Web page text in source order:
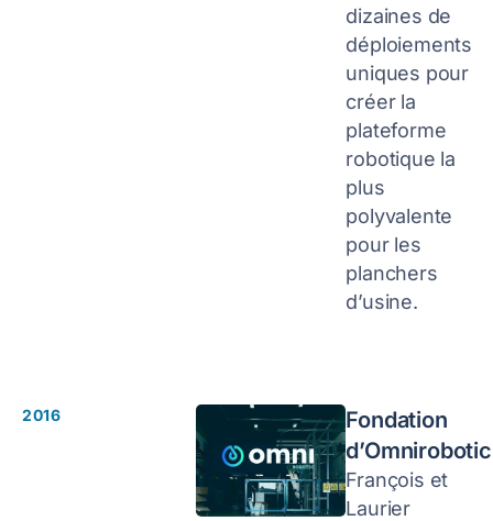
dizaines de
déploiements
uniques pour
créer la
plateforme
robotique la
plus
polyvalente
pour les
planchers
d’usine.
2016
Fondation
d’Omnirobotic
François et
Laurier